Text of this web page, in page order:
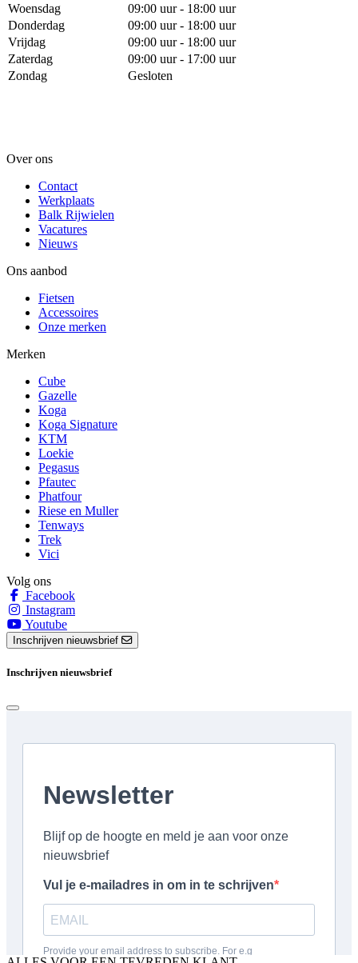
Woensdag
09:00 uur - 18:00 uur
Donderdag
09:00 uur - 18:00 uur
Vrijdag
09:00 uur - 18:00 uur
Zaterdag
09:00 uur - 17:00 uur
Zondag
Gesloten
Over ons
Contact
Werkplaats
Balk Rijwielen
Vacatures
Nieuws
Ons aanbod
Fietsen
Accessoires
Onze merken
Merken
Cube
Gazelle
Koga
Koga Signature
KTM
Loekie
Pegasus
Pfautec
Phatfour
Riese en Muller
Tenways
Trek
Vici
Volg ons
Facebook
Instagram
Youtube
Inschrijven nieuwsbrief
Inschrijven nieuwsbrief